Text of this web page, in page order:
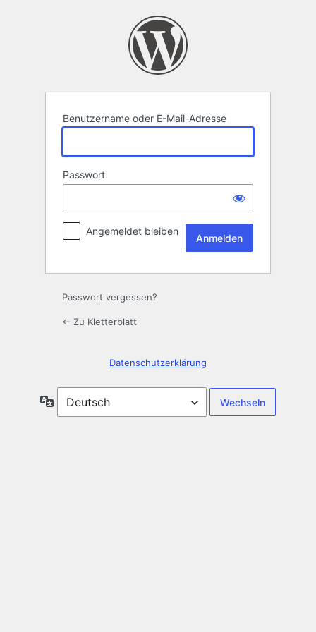
Benutzername oder E-Mail-Adresse
Passwort
Angemeldet bleiben
Passwort vergessen?
← Zu Kletterblatt
Datenschutzerklärung
Sprache